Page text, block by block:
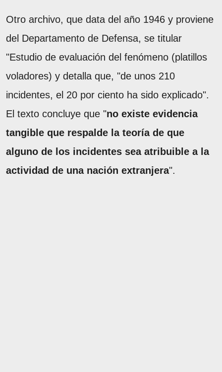
Otro archivo, que data del año 1946 y proviene
del Departamento de Defensa, se titular
"Estudio de evaluación del fenómeno (platillos
voladores) y detalla que, "de unos 210
incidentes, el 20 por ciento ha sido explicado".
El texto concluye que "no existe evidencia
tangible que respalde la teoría de que
alguno de los incidentes sea atribuible a la
actividad de una nación extranjera".